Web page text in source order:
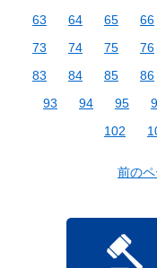
63
64 65 66
73
74 75 76
83
84 85 86
93
94 95
102
前の